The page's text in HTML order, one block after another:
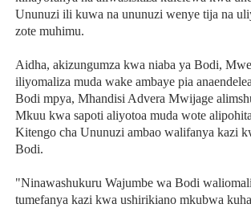
Ununuzi ili kuwa na ununuzi wenye tija na
zote muhimu.
Aidha, akizungumza kwa niaba ya Bodi,
iliyomaliza muda wake ambaye pia
Bodi mpya, Mhandisi Advera Mwijage
Mkuu kwa sapoti aliyotoa muda wote
Kitengo cha Ununuzi ambao walifanya kazi
Bodi.
"Ninawashukuru Wajumbe wa Bodi
tumefanya kazi kwa ushirikiano mkubwa